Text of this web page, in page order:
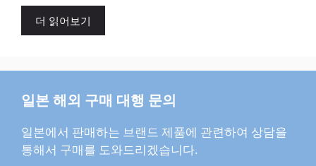
더 읽어보기
일본 해외 구매 대행 문의
일본에서 판매하는 브랜드 제품에 관련하여 상담을
통해서 구매를 도와드리겠습니다.